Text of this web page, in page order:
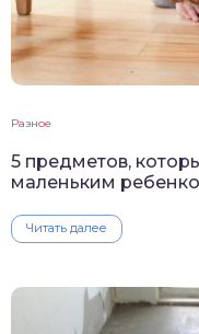
Разное
5 предметов,
маленьким
Читать далее